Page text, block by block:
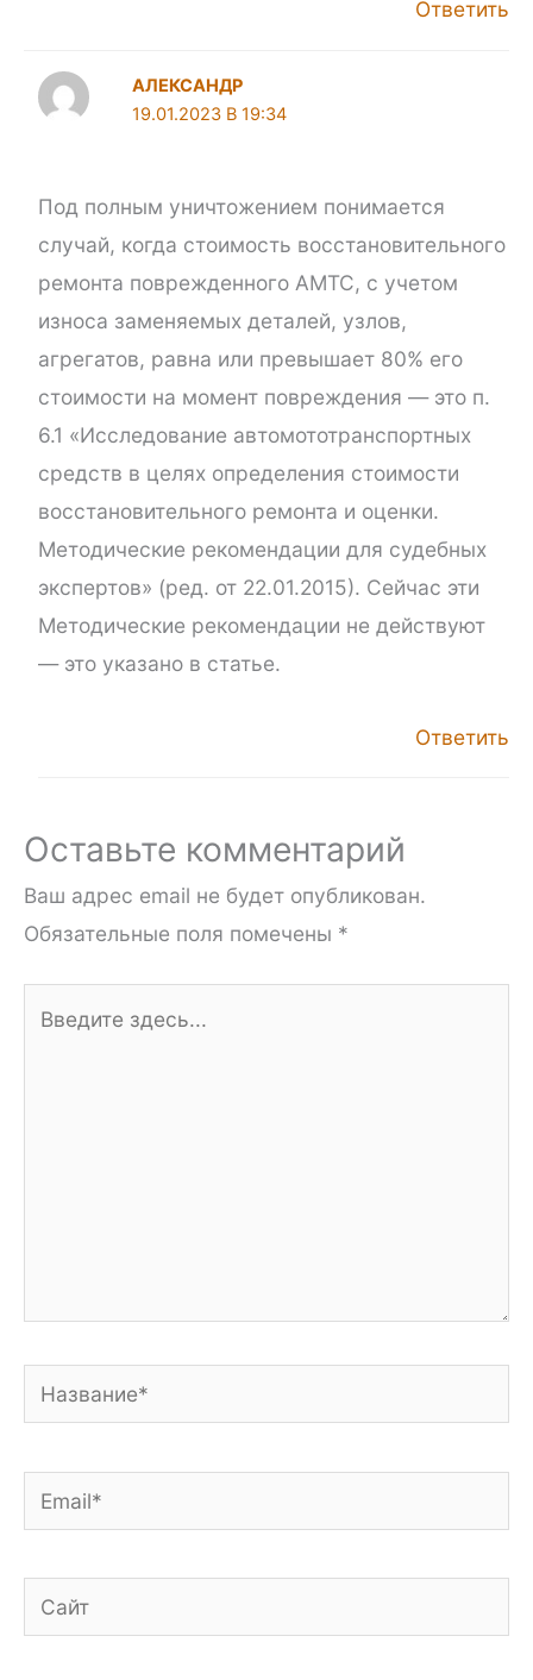
Ответить
АЛЕКСАНДР
В
Под полным уничтожением понимается
случай, когда стоимость восстановительного
ремонта поврежденного АМТС, с учетом
износа заменяемых деталей, узлов,
агрегатов, равна или превышает 80% его
стоимости на момент повреждения — это п.
6.1 «Исследование автомототранспортных
средств в целях определения стоимости
восстановительного ремонта и оценки.
Методические рекомендации для судебных
экспертов» (ред. от 22.01.2015). Сейчас эти
Методические рекомендации не действуют
— это указано в статье.
Ответить
Оставьте комментарий
Ваш адрес email не будет опубликован.
Обязательные поля помечены *
Название*
Email*
Сайт